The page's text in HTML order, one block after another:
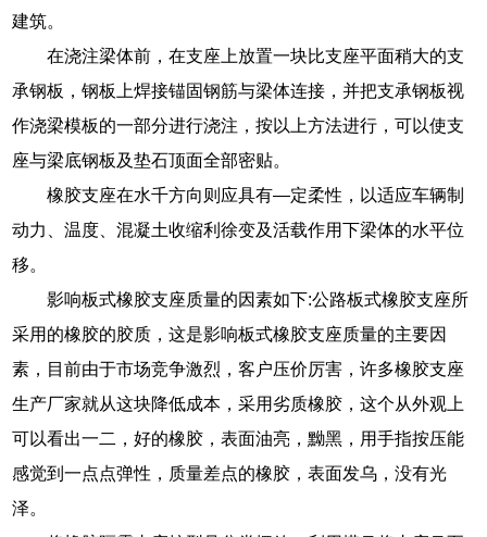
建筑。
在浇注梁体前，在支座上放置一块比支座平面稍大的支
承钢板，钢板上焊接锚固钢筋与梁体连接，并把支承钢板视
作浇梁模板的一部分进行浇注，按以上方法进行，可以使支
座与梁底钢板及垫石顶面全部密贴。
橡胶支座在水千方向则应具有—定柔性，以适应车辆制
动力、温度、混凝土收缩利徐变及活载作用下梁体的水平位
移。
影响板式橡胶支座质量的因素如下:公路板式橡胶支座所
采用的橡胶的胶质，这是影响板式橡胶支座质量的主要因
素，目前由于市场竞争激烈，客户压价厉害，许多橡胶支座
生产厂家就从这块降低成本，采用劣质橡胶，这个从外观上
可以看出一二，好的橡胶，表面油亮，黝黑，用手指按压能
感觉到一点点弹性，质量差点的橡胶，表面发乌，没有光
泽。